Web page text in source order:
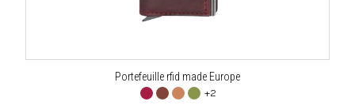
Portefeuille rfid made Europe
+2